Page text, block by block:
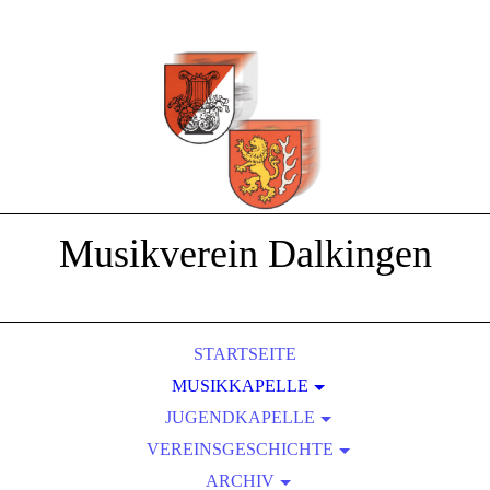
Musikverein Dalkingen
STARTSEITE
MUSIKKAPELLE
DIRIGENTEN
FAHNE
FLÜGELHORN
JUGENDKAPELLE
2009 - AUSFLUG INS SENSAPOLIS
2012 - D2 UND D3 LEHRGÄNGE
VEREINSGESCHICHTE
... 1954
ARCHIV